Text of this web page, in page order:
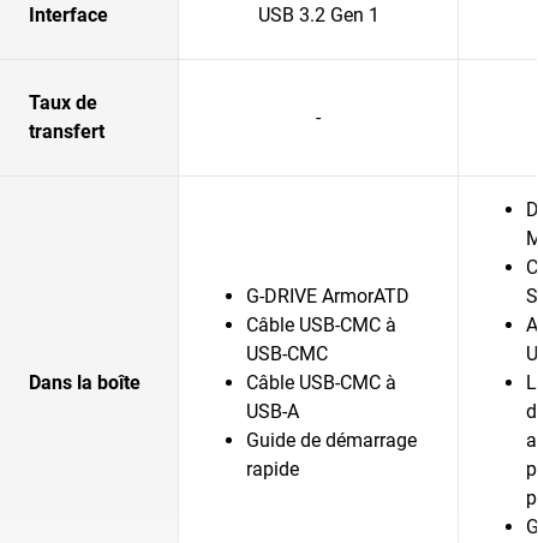
Interface USB 3.2 Gen 1
Taux de
transfert
-
Dans la boîte
G-DRIVE ArmorATD
Câble USB-CMC à
USB-CMC
Câble USB-CMC à
USB-A
Guide de démarrage
rapide